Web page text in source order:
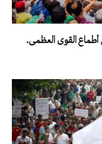
أطماع القوى العظمى.